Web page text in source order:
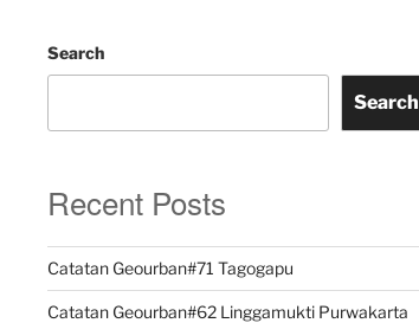
Search
Search
Recent Posts
Catatan Geourban#71 Tagogapu
Catatan Geourban#62 Linggamukti Purwakarta